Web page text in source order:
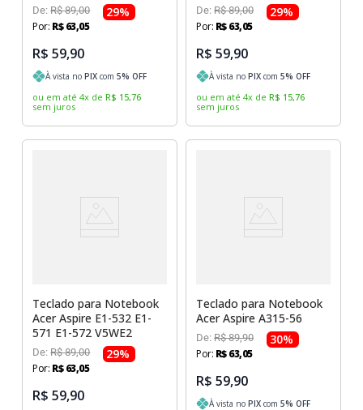
De:R$ 89,00 29%
Por: R$ 63,05
R$ 59,90
À vista noPIX com5% OFF
ou em até 4x de R$ 15,76
sem juros
De: R$ 89,00 29%
Por: R$63,05
R$ 59,90
À vista no PIX com 5% OFF
ou em até 4x de R$ 15,76
sem juros
Teclado para Notebook
Acer Aspire E1-532 E1-
571 E1-572 V5WE2
De:R$ 89,00 29%
Por: R$ 63,05
R$ 59,90
Teclado para Notebook
Acer Aspire A315-56
De: R$ 89,90 30%
Por: R$63,05
R$ 59,90
À vista no PIX com 5% OFF